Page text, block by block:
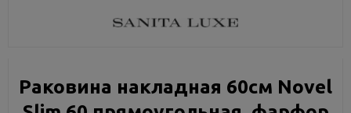
Раковина накладная 60см Novel